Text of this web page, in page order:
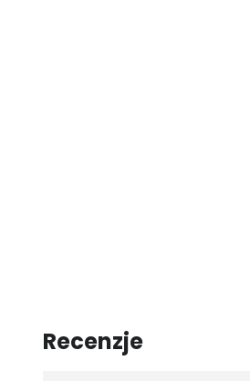
Recenzje